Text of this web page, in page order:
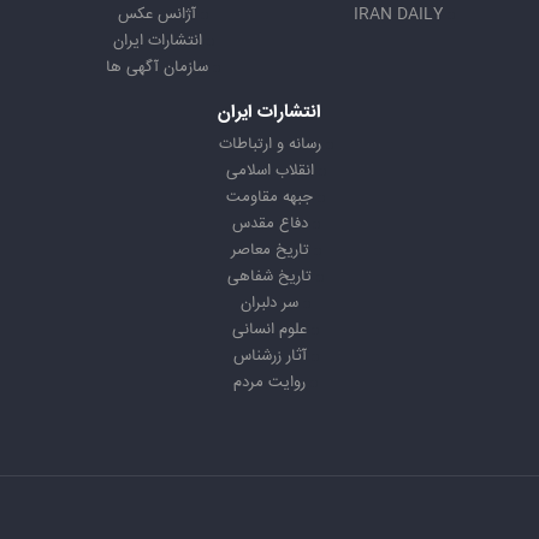
IRAN DAILY
آژانس عکس
انتشارات ایران
سازمان آگهی ها
انتشارات ایران
رسانه و ارتباطات
انقلاب اسلامی
جبهه مقاومت
دفاع مقدس
تاریخ معاصر
تاریخ شفاهی
سر دلبران
علوم انسانی
آثار زرشناس
روایت مردم